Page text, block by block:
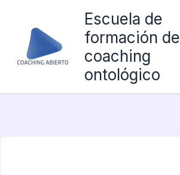
contenido
Escuela de
formación de
coaching
ontológico